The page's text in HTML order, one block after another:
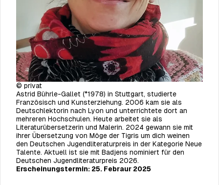
© privat
Astrid Bührle-Gallet (*1978) in Stuttgart, studierte
Französisch und Kunsterziehung. 2006 kam sie als
Deutschlektorin nach Lyon und unterrichtete dort an
mehreren Hochschulen. Heute arbeitet sie als
Literaturübersetzerin und Malerin. 2024 gewann sie mit
ihrer Übersetzung von Möge der Tigris um dich weinen
den Deutschen Jugendliteraturpreis in der Kategorie Neue
Talente. Aktuell ist sie mit Badjens nominiert für den
Deutschen Jugendliteraturpreis 2026.
Erscheinungstermin: 25. Febraur 2025